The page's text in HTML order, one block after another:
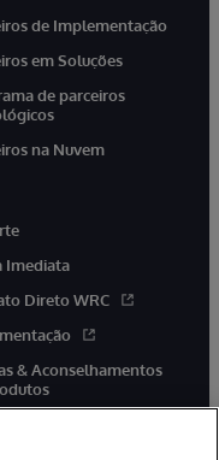
de Implementação
em Soluções
de parceiros
na Nuvem
Imediata
Direto WRC
& Aconselhamentos